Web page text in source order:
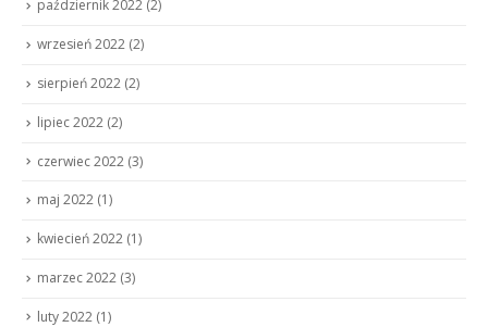
październik 2022 (2)
wrzesień 2022 (2)
sierpień 2022 (2)
lipiec 2022 (2)
czerwiec 2022 (3)
maj 2022 (1)
kwiecień 2022 (1)
marzec 2022 (3)
luty 2022 (1)